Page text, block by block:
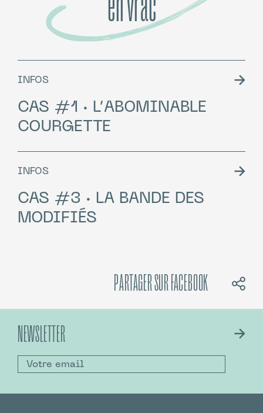
INFOS
CAS #1 · L’ABOMINABLE
COURGETTE
INFOS
CAS #3 · LA BANDE DES
MODIFIÉS
PARTAGER SUR FACEBOOK
NEWSLETTER